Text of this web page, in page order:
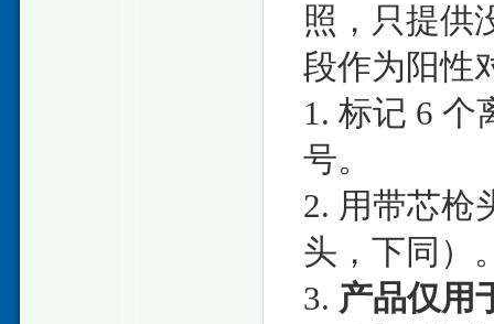
照，只提供
段作为阳性
1. 标记 6 个
号。
2. 用带芯枪
头，下同）
3. 产品仅用